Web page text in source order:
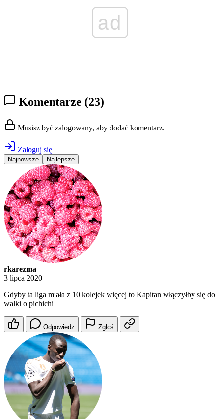
ad
Komentarze (23)
Musisz być zalogowany, aby dodać komentarz.
Zaloguj się
Najnowsze Najlepsze
rkarezma
3 lipca 2020
Gdyby ta liga miała z 10 kolejek więcej to Kapitan włączyłby się do
walki o pichichi
Odpowiedz Zgłoś